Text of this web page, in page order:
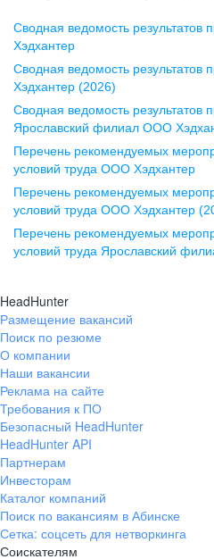
Воронеж
ул. Комиссаржевской, д. 10,
офис 1212
+7 473 280-05-05
pr@vrn.hh.ru
ул. Спартаковская, д. 2А, этаж 3,
помещение 15
+7 843 212-12-50
Екатеринбург
ул. Боевых Дружин, стр. 20,
+7 343 226-79-99
pr@ural.hh.ru
ул. Янковского, д. 169, 7 этаж,
706 каб.
+7 861 205-55-57
pr@krd.hh.ru
Сводная ведомость
Хэдхантер
Сводная ведомость
Хэдхантер (2026)
Сводная ведомость
Ярославский филиал ООО
Перечень рекомендуемых
условий труда ООО Хэдхантер
Перечень рекомендуемых
условий труда ООО Хэдхантер
Перечень рекомендуемых
условий труда Ярославский
HeadHunter
Размещение вакансий
Поиск по резюме
О компании
Наши вакансии
Реклама на сайте
Требования к ПО
Безопасный HeadHunter
HeadHunter API
Партнерам
Инвесторам
Каталог компаний
Поиск по вакансиям в Абинске
Сетка: соцсеть для нетворкинга
Соискателям